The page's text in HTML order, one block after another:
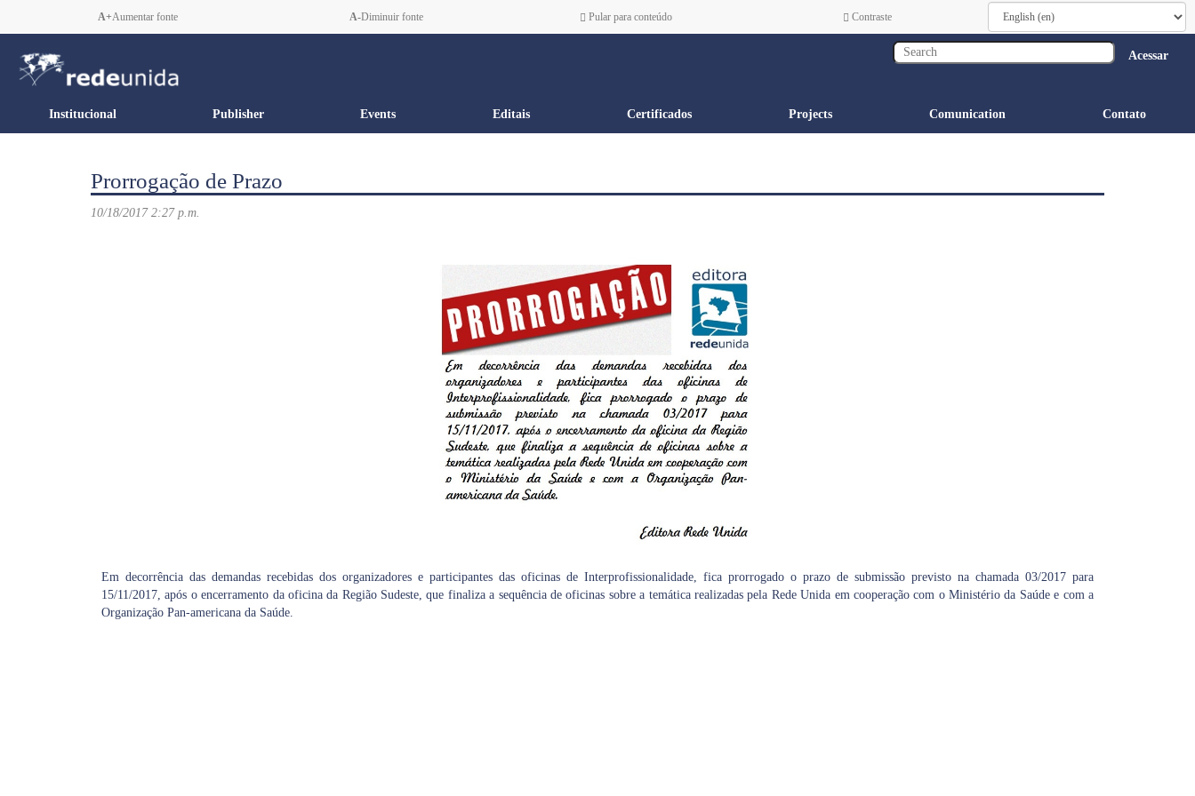
A+Aumentar fonte A-Diminuir fonte Pular para conteúdo Contraste
Acessar
Institucional Publisher Events Editais Certificados Projects Comunication Contato
Prorrogação de Prazo
10/18/2017 2:27 p.m.
Em decorrência das demandas recebidas dos organizadores e participantes das oficinas de Interprofissionalidade, fica prorrogado o prazo de submissão previsto na chamada 03/2017 para
15/11/2017, após o encerramento da oficina da Região Sudeste, que finaliza a sequência de oficinas sobre a temática realizadas pela Rede Unida em cooperação com o Ministério da Saúde e com a
Organização Pan-americana da Saúde.